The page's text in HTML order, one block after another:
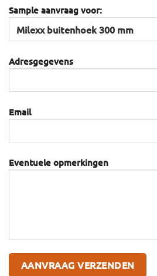
Sample aanvraag voor:
Adresgegevens
Email
Eventuele opmerkingen